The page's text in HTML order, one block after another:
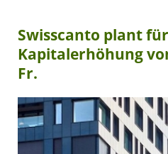
Swisscanto plant
Kapitalerhöhung
Fr.